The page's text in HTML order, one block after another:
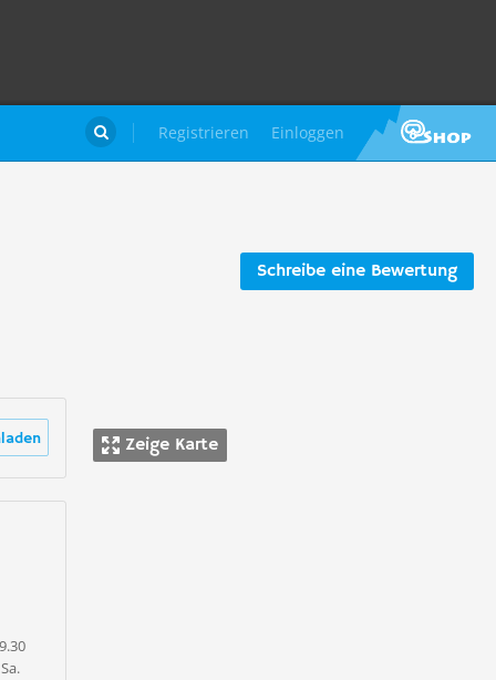
Registrieren Einloggen

Schreibe eine Bewertung
Zeige Karte